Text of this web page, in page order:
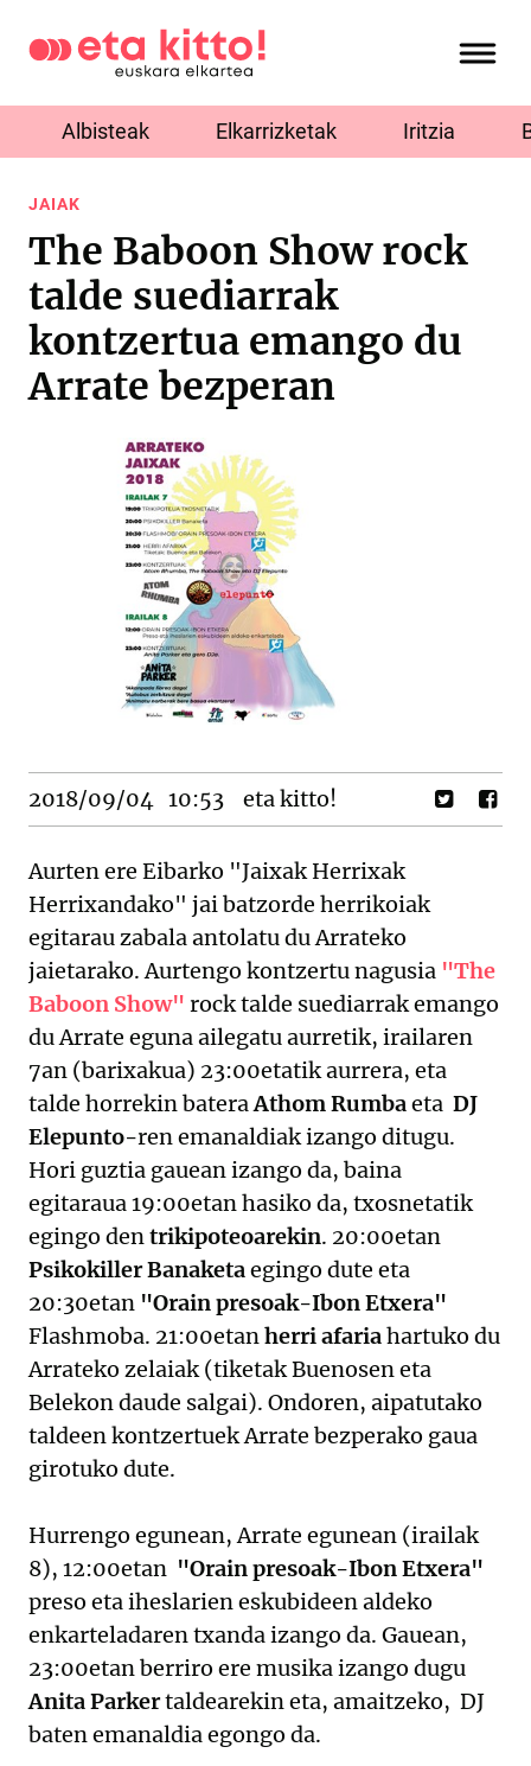
Albisteak Elkarrizketak Iritzia
JAIAK
The Baboon Show rock
talde suediarrak
kontzertua emango du
Arrate bezperan
2018/09/04 10:53 eta kitto!
Aurten ere Eibarko "Jaixak Herrixak
Herrixandako" jai batzorde herrikoiak
egitarau zabala antolatu du Arrateko
jaietarako. Aurtengo kontzertu nagusia "The
Baboon Show" rock talde suediarrak emango
du Arrate eguna ailegatu aurretik, irailaren
7an (barixakua) 23:00etatik aurrera, eta
talde horrekin bateraAthom Rumbaeta DJ
Elepunto-ren emanaldiak izango ditugu.
Hori guztia gauean izango da, baina
egitaraua 19:00etan hasiko da, txosnetatik
egingo dentrikipoteoarekin. 20:00etan
Psikokiller Banaketaegingo dute eta
20:30etan "Orain presoak-Ibon Etxera"
Flashmoba. 21:00etanherri afariahartuko du
Arrateko zelaiak (tiketak Buenosen eta
Belekon daude salgai). Ondoren, aipatutako
taldeen kontzertuek Arrate bezperako gaua
girotuko dute.
Hurrengo egunean, Arrate egunean (irailak
8), 12:00etan "Orain presoak-Ibon Etxera"
preso eta iheslarien eskubideen aldeko
enkarteladaren txanda izango da. Gauean,
23:00etan berriro ere musika izango dugu
Anita Parkertaldearekin eta, amaitzeko, DJ
baten emanaldia egongo da.